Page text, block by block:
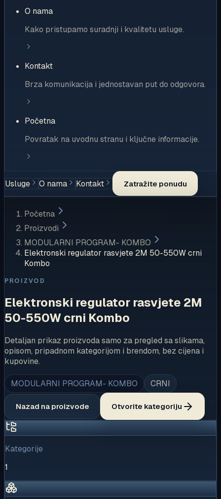
O nama
Kako pristupamo suradnji i kvalitetu usluge.
Kontakt
Brza komunikacija i jednostavan put do odgovora.
Početna
Povratak na uvodnu stranu i ključne informacije.
Usluge O nama Kontakt Zatražite ponudu
Početna
Proizvodi
MODULARNI PROGRAM- KOMBO
Elektronski regulator rasvjete 2M 50-550W crni
Kombo
PROIZVOD
Elektronski regulator rasvjete 2M
50-550W crni Kombo
Detaljan prikaz proizvoda samo za pregled sa slikama,
opisom, pripadnom kategorijom i brendom, bez cijena i
kupovine.
MODULARNI PROGRAM- KOMBO CRNI
Nazad na proizvode Otvorite kategoriju
Kategorije
1